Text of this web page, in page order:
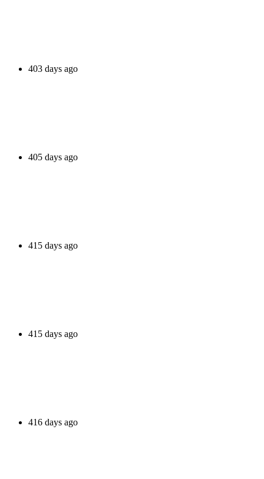
403 days ago
405 days ago
415 days ago
415 days ago
416 days ago